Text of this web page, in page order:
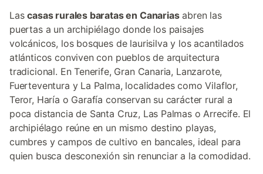
Lascasas rurales baratas en Canariasabren las
puertas a un archipiélago donde los paisajes
volcánicos, los bosques de laurisilva y los acantilados
atlánticos conviven con pueblos de arquitectura
tradicional. En Tenerife, Gran Canaria, Lanzarote,
Fuerteventura y La Palma, localidades como Vilaflor,
Teror, Haría o Garafía conservan su carácter rural a
poca distancia de Santa Cruz, Las Palmas o Arrecife. El
archipiélago reúne en un mismo destino playas,
cumbres y campos de cultivo en bancales, ideal para
quien busca desconexión sin renunciar a la comodidad.